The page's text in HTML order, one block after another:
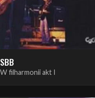
SBB
W filharmonii akt I